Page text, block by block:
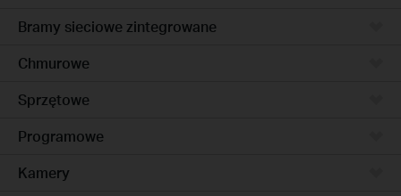
Bramy sieciowe zintegrowane
Chmurowe
Sprzętowe
Programowe
Kamery